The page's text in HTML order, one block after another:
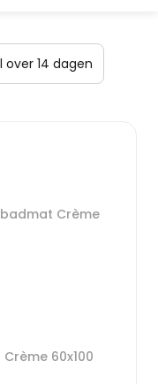
over 14 dagen
Crème
60x100